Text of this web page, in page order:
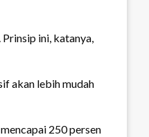
ini, katanya,
akan lebih mudah
250 persen